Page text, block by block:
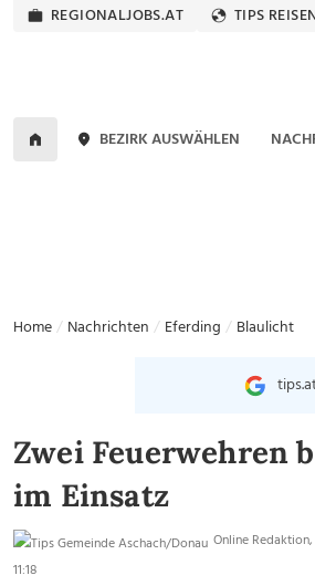
REGIONALJOBS.AT TIPS
BEZIRK AUSWÄHLEN
Home Nachrichten Eferding Blaulicht
Zwei Feuerwehren
im Einsatz
Online Redaktion,
11:18